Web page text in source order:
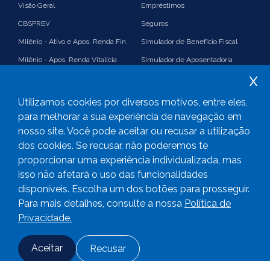
Visão Geral
CBSPREV
Milênio - Ativo e Apos. Renda Fin.
Milênio - Apos. Renda Vitalícia
PGA
Consolidado
Empréstimos
Seguros
Simulador de Benefício Fiscal
Simulador de Aposentadoria
Fiscal
Links úteis
CBS Previdência -2023Todos os direitos reservados
x
Utilizamos cookies por diversos motivos, entre eles,
para melhorar a sua experiência de navegação em
nosso site. Você pode aceitar ou recusar a utilização
dos cookies. Se recusar, não poderemos te
proporcionar uma experiência individualizada, mas
isso não afetará o uso das funcionalidades
disponíveis. Escolha um dos botões para prosseguir.
Para mais detalhes, consulte a nossa Política de
Privacidade.
Aceitar Recusar